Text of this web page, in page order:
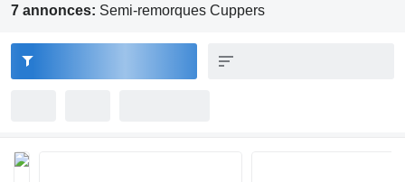
7 annonces: Semi-remorques Cuppers